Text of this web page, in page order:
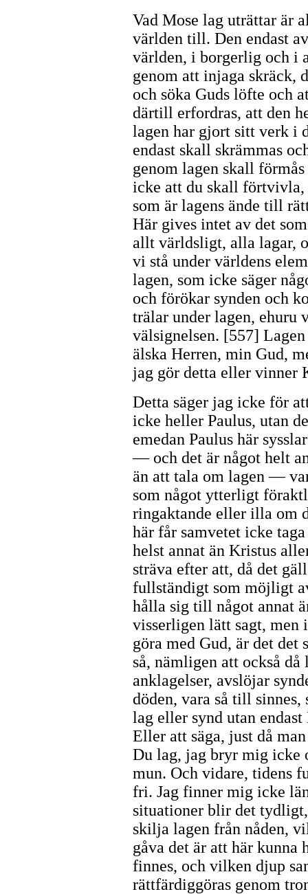
Vad Mose lag uträttar är
världen till. Den endast
världen, i borgerlig och i
genom att injaga skräck,
och söka Guds löfte och
därtill erfordras, att den
lagen har gjort sitt verk i
endast skall skrämmas
genom lagen skall
icke att du skall förtvivla,
som är lagens ände till
Här gives intet av det
allt världsligt, alla lagar,
vi stå under världens
lagen, som icke säger
och förökar synden och
trälar under lagen, ehuru
välsignelsen. [557]
älska Herren, min Gud,
jag gör detta eller vinner
Detta säger jag icke för
icke heller Paulus, utan
emedan Paulus här
— och det är något helt
än att tala om lagen —
som något ytterligt
ringaktande eller illa om
här får samvetet icke
helst annat än Kristus
sträva efter att, då det
fullständigt som möjligt
hålla sig till något annat
visserligen lätt sagt, men
göra med Gud, är det
så, nämligen att också
anklagelser, avslöjar
döden, vara så till
lag eller synd utan
Eller att säga, just då
Du lag, jag bryr mig icke
mun. Och vidare, tidens
fri. Jag finner mig icke
situationer blir det
skilja lagen från nåden,
gåva det är att här kunna
finnes, och vilken djup
rättfärdiggöras genom